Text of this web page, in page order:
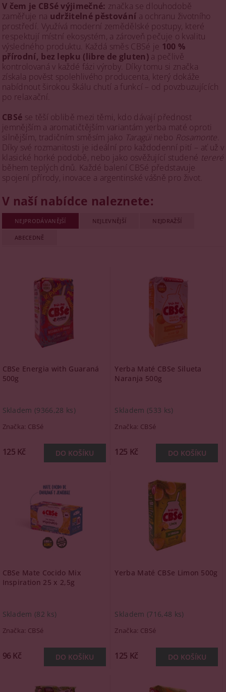
V čem je CBSé výjimečné: značka se dlouhodobě
zaměřuje na udržitelné pěstování a ochranu životního
prostředí. Využívá moderní zemědělské postupy, které
respektují místní ekosystém, a zároveň pečuje o kvalitu
výsledného produktu. Každá směs CBSé je 100 %
přírodní, bez lepku (libre de gluten)a pečlivě
kontrolovaná v každé fázi výroby. Díky tomu si značka
získala pověst spolehlivého producenta, který dokáže
nabídnout širokou škálu chutí a funkcí – od povzbuzujících
po relaxační.
CBSé se těší oblibě mezi těmi, kdo dávají přednost
jemnějším a aromatičtějším variantám yerba maté oproti
silnějším, tradičním směsím jako Taragüi nebo Rosamonte
Díky své rozmanitosti je ideální pro každodenní pití – ať už v
klasické horké podobě, nebo jako osvěžující studené tereré
během teplých dnů. Každé balení CBSé představuje
spojení přírody, inovace a argentinské vášně pro život.
V naší nabídce naleznete:
NEJPRODÁVANĚJŠÍ NEJLEVNĚJŠÍ NEJDRAŽŠÍ
ABECEDNĚ
CBSe Energia with Guaraná
500g
Skladem (9366,28 ks)
Značka: CBSé
125 Kč
Yerba Maté CBSe Silueta
Naranja 500g
Skladem (533 ks)
Značka: CBSé
125 Kč
CBSe Mate Cocido Mix
Inspiration 25 x 2,5g
Skladem (82 ks)
Značka: CBSé
96 Kč
Yerba Maté CBSe Limon 500g
Skladem (716,48 ks)
Značka: CBSé
125 Kč